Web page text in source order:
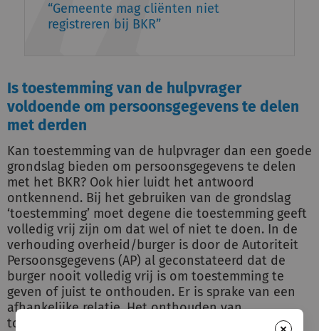
Gemeente mag cliënten niet
registreren bij BKR
Is toestemming van de hulpvrager
voldoende om persoonsgegevens te delen
met derden
Kan toestemming van de hulpvrager dan een goede
grondslag bieden om persoonsgegevens te delen
met het BKR? Ook hier luidt het antwoord
ontkennend. Bij het gebruiken van de grondslag
‘toestemming’ moet degene die toestemming geeft
volledig vrij zijn om dat wel of niet te doen. In de
verhouding overheid/burger is door de Autoriteit
Persoonsgegevens (AP) al geconstateerd dat de
burger nooit volledig vrij is om toestemming te
geven of juist te onthouden. Er is sprake van een
afhankelijke relatie. Het onthouden van
toestemming kan, in de gedachte van de